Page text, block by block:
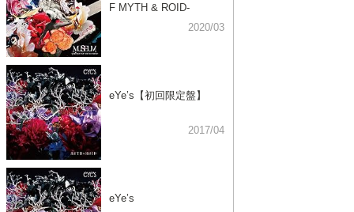
F MYTH & ROID-
2020/03
eYe’s【初回限定盤】
2017/04
eYe’s